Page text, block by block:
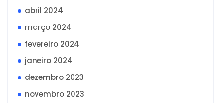
abril 2024
março 2024
fevereiro 2024
janeiro 2024
dezembro 2023
novembro 2023